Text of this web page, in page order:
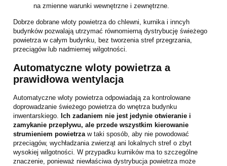
na zmienne warunki wewnętrzne i zewnętrzne.
Dobrze dobrane wloty powietrza do chlewni, kurnika i inncyh
budynków pozwalają utrzymać równomierną dystrybucję świeżego
powietrza w całym budynku, bez tworzenia stref przegrzania,
przeciągów lub nadmiernej wilgotności.
Automatyczne wloty powietrza a
prawidłowa wentylacja
Automatyczne wloty powietrza odpowiadają za kontrolowane
doprowadzanie świeżego powietrza do wnętrza budynku
inwentarskiego. Ich zadaniem nie jest jedynie otwieranie i
zamykanie przepływu, ale przede wszystkim kierowanie
strumieniem powietrzaw taki sposób, aby nie powodować
przeciągów, wychładzania zwierząt ani lokalnych stref o zbyt
wysokiej wilgotności. W przypadku kurników ma to szczególne
znaczenie, ponieważ niewłaściwa dystrybucja powietrza może